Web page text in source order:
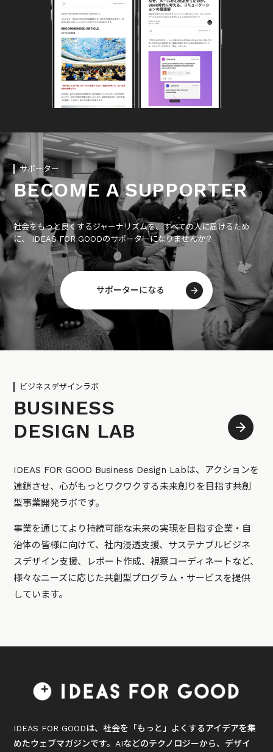
サポーター
BECOME A SUPPORTER
社会をもっと良くするジャーナリズムを、すべての人に届けるため
に、 IDEAS FOR GOODのサポーターになりませんか？
サポーターになる
ビジネスデザインラボ
BUSINESS
DESIGN LAB
IDEAS FOR GOOD Business Design Labは、アクションを
連鎖させ、心がもっとワクワクする未来創りを目指す共創
型事業開発ラボです。
事業を通じてより持続可能な未来の実現を目指す企業・自
治体の皆様に向けて、社内浸透支援、サステナブルビジネ
スデザイン支援、レポート作成、視察コーディネートなど、
様々なニーズに応じた共創型プログラム・サービスを提供
しています。
IDEAS FOR GOODは、社会を「もっと」よくするアイデアを集
めたウェブマガジンです。AIなどのテクノロジーから、デザイ